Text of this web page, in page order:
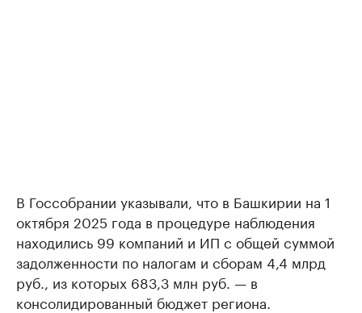
В Госсобрании указывали, что в Башкирии на 1
октября 2025 года в процедуре наблюдения
находились 99 компаний и ИП с общей суммой
задолженности по налогам и сборам 4,4 млрд
руб., из которых 683,3 млн руб. — в
консолидированный бюджет региона.